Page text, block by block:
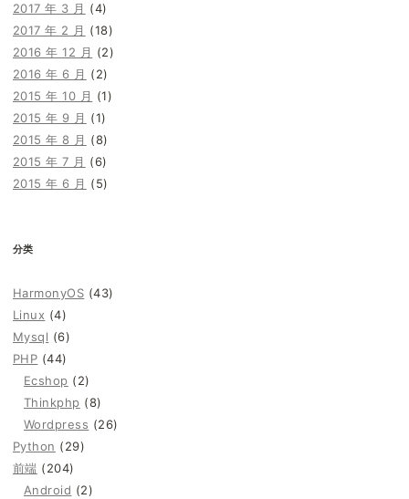
2017 年 3 月 (4)
2017 年 2 月 (18)
2016 年 12 月 (2)
2016 年 6 月 (2)
2015 年 10 月 (1)
2015 年 9 月 (1)
2015 年 8 月 (8)
2015 年 7 月 (6)
2015 年 6 月 (5)
分类
HarmonyOS (43)
Linux (4)
Mysql (6)
PHP (44)
Ecshop (2)
Thinkphp (8)
Wordpress (26)
Python (29)
前端 (204)
Android (2)